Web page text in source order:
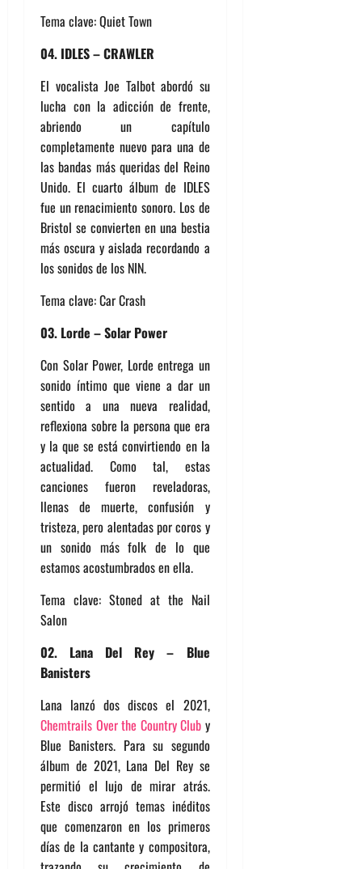
Tema clave: Quiet Town
04. IDLES – CRAWLER
El vocalista Joe Talbot abordó su
lucha con la adicción de frente,
abriendo un capítulo
completamente nuevo para una de
las bandas más queridas del Reino
Unido. El cuarto álbum de IDLES
fue un renacimiento sonoro. Los de
Bristol se convierten en una bestia
más oscura y aislada recordando a
los sonidos de los NIN.
Tema clave: Car Crash
03. Lorde – Solar Power
Con Solar Power, Lorde entrega un
sonido íntimo que viene a dar un
sentido a una nueva realidad,
reflexiona sobre la persona que era
y la que se está convirtiendo en la
actualidad. Como tal, estas
canciones fueron reveladoras,
llenas de muerte, confusión y
tristeza, pero alentadas por coros y
un sonido más folk de lo que
estamos acostumbrados en ella.
Tema clave: Stoned at the Nail
Salon
02. Lana Del Rey – Blue
Banisters
Lana lanzó dos discos el 2021,
Chemtrails Over the Country Club y
Blue Banisters. Para su segundo
álbum de 2021, Lana Del Rey se
permitió el lujo de mirar atrás.
Este disco arrojó temas inéditos
que comenzaron en los primeros
días de la cantante y compositora,